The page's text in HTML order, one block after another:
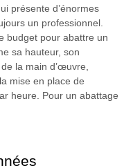
présente d’énormes
un professionnel.
budget pour abattre un
sa hauteur, son
la main d’œuvre,
mise en place de
heure. Pour un abattage